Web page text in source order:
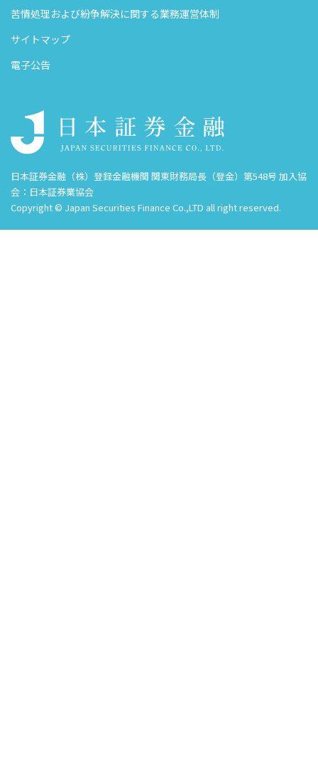
苦情処理および紛争解決に関する業務運営体制
サイトマップ
電子公告
日本証券金融（株）登録金融機関 関東財務局長（登金）第548号 加入協
会：日本証券業協会
Copyright © Japan Securities Finance Co.,LTD all right reserved.